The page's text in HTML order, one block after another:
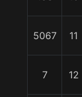
5067 11
7 12